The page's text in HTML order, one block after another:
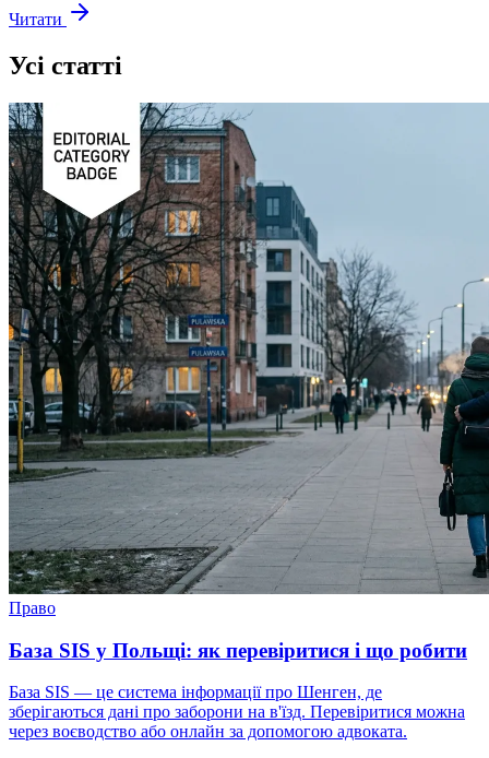
Читати
Усі статті
Право
База SIS у Польщі: як перевіритися і що робити
База SIS — це система інформації про Шенген, де
зберігаються дані про заборони на в'їзд. Перевіритися можна
через воєводство або онлайн за допомогою адвоката.